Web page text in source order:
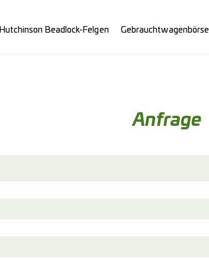
Hutchinson Beadlock-Felgen Gebrauchtwagenbörse
Anfrage